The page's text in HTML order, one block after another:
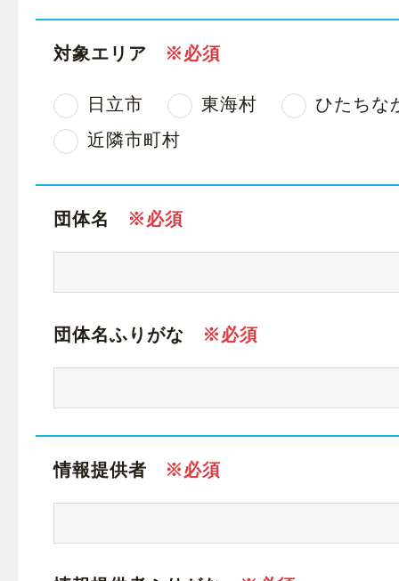
対象エリア
日立市 東海村
ひたちな
近隣市町村
団体名
団体名ふりがな
情報提供者